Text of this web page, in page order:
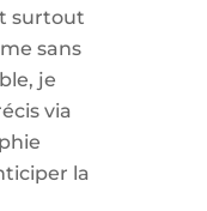
surtout
sans
je
via
la